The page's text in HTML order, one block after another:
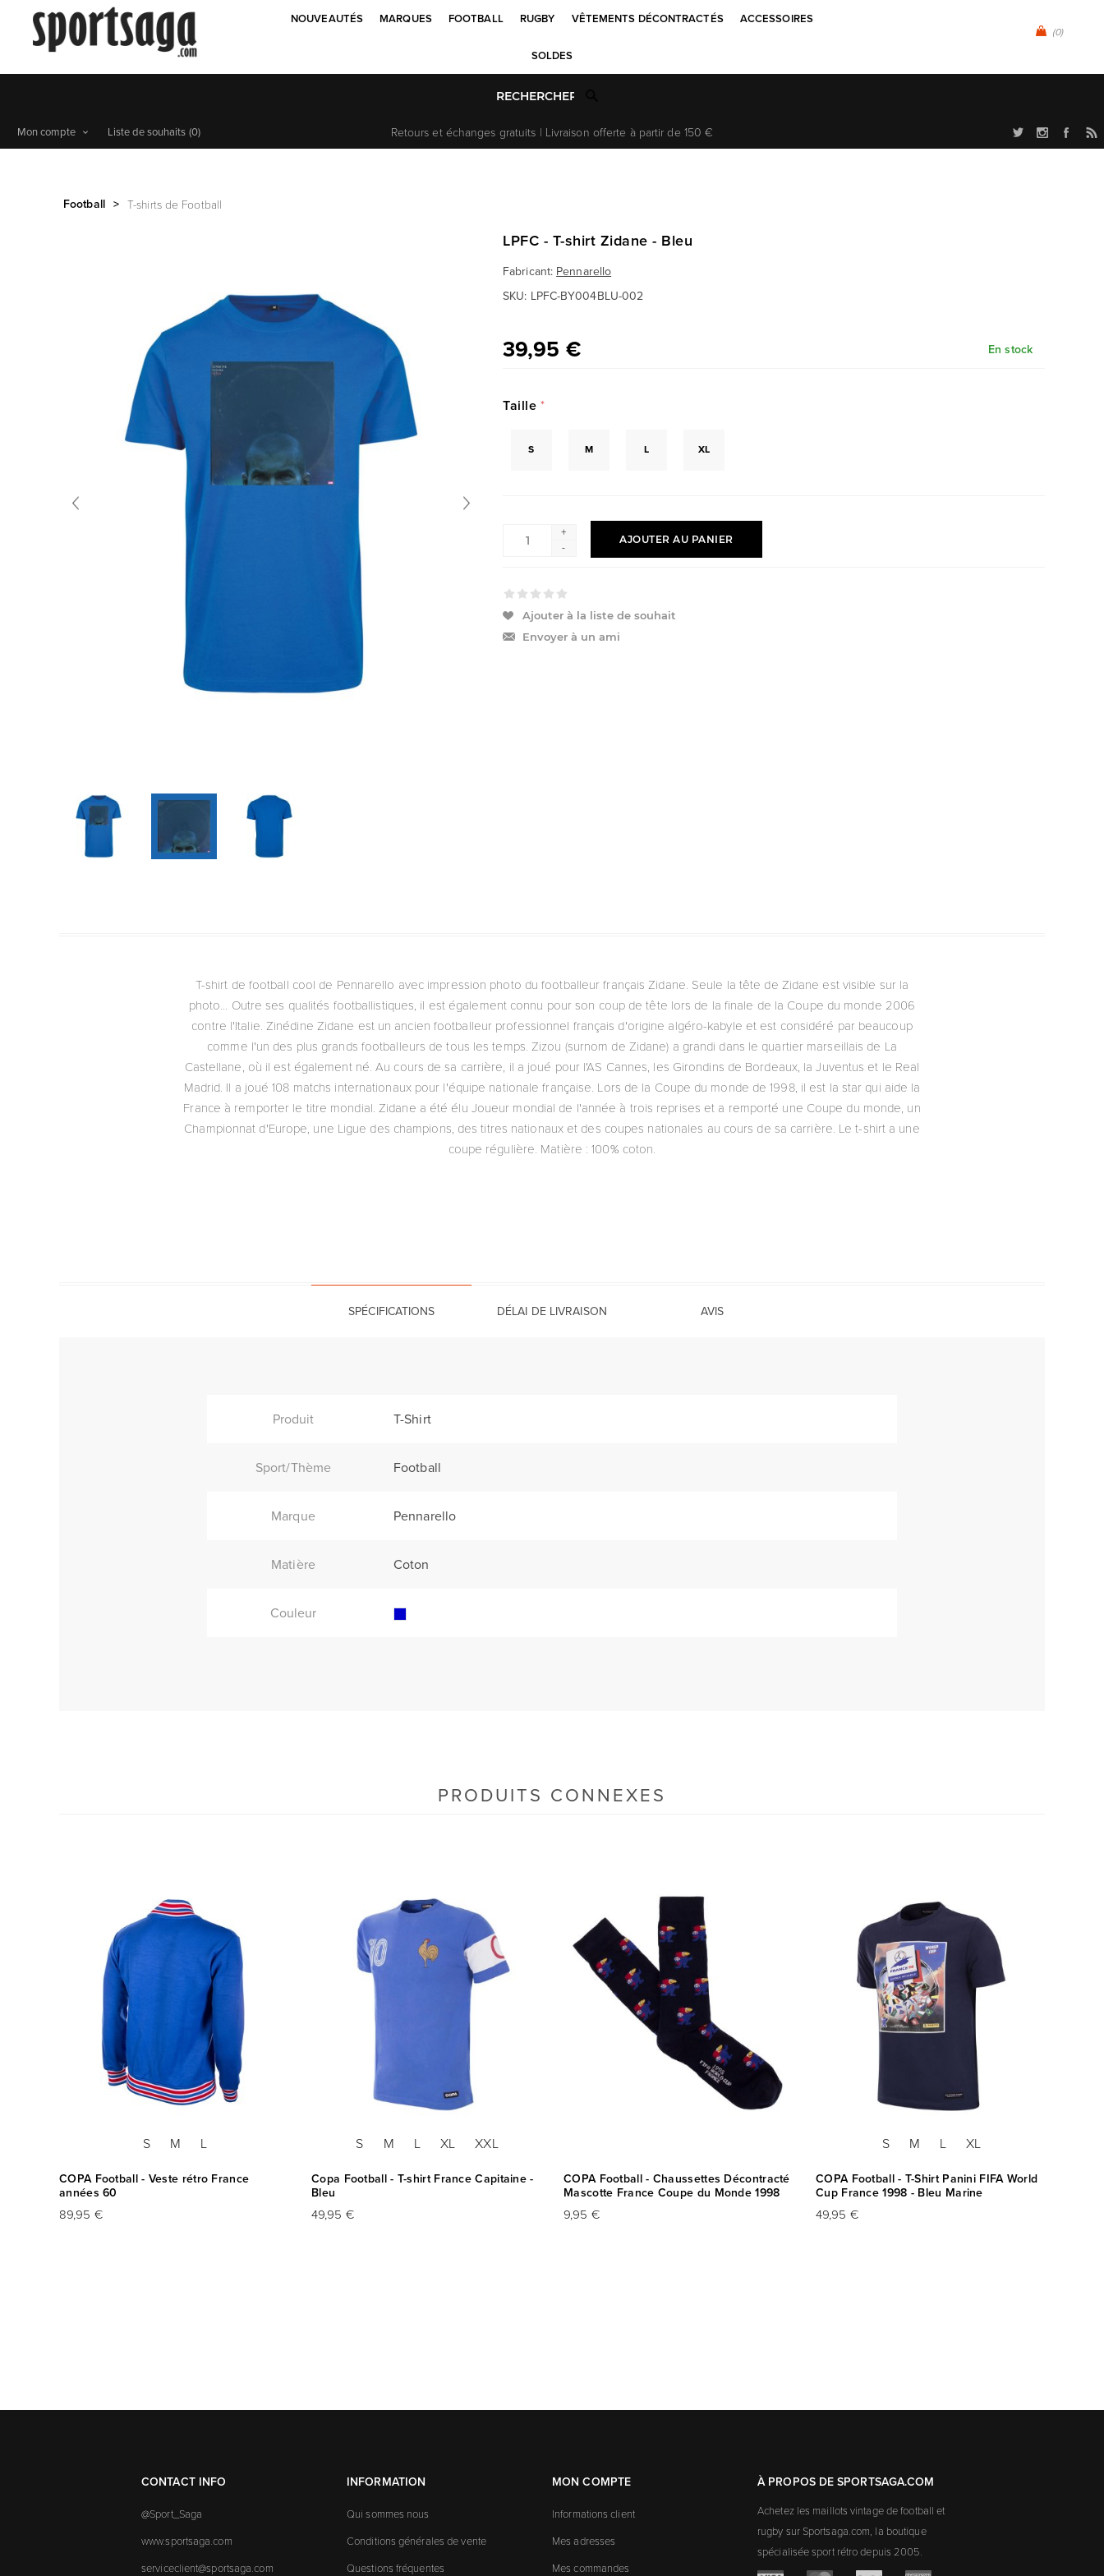
(0)
NOUVEAUTÉS MARQUES FOOTBALL RUGBY VÊTEMENTS DÉCONTRACTÉS ACCESSOIRES
SOLDES
Retours et échanges gratuits | Livraison offerte à partir de 150 €
Mon compte Liste de souhaits (0)
Football > T-shirts de Football
LPFC - T-shirt Zidane - Bleu
Fabricant: Pennarello
SKU: LPFC-BY004BLU-002
39,95 € En stock
Taille *
S M L XL
+
-
AJOUTER AU PANIER
Ajouter à la liste de souhait
Envoyer à un ami
T-shirt de football cool de Pennarello avec impression photo du footballeur français Zidane. Seule la tête de Zidane est visible sur la
photo... Outre ses qualités footballistiques, il est également connu pour son coup de tête lors de la finale de la Coupe du monde 2006
contre l'Italie. Zinédine Zidane est un ancien footballeur professionnel français d'origine algéro-kabyle et est considéré par beaucoup
comme l'un des plus grands footballeurs de tous les temps. Zizou (surnom de Zidane) a grandi dans le quartier marseillais de La
Castellane, où il est également né. Au cours de sa carrière, il a joué pour l'AS Cannes, les Girondins de Bordeaux, la Juventus et le Real
Madrid. Il a joué 108 matchs internationaux pour l'équipe nationale française. Lors de la Coupe du monde de 1998, il est la star qui aide la
France à remporter le titre mondial. Zidane a été élu Joueur mondial de l'année à trois reprises et a remporté une Coupe du monde, un
Championnat d'Europe, une Ligue des champions, des titres nationaux et des coupes nationales au cours de sa carrière. Le t-shirt a une
coupe régulière. Matière : 100% coton.
SPÉCIFICATIONS DÉLAI DE LIVRAISON AVIS
Produit T-Shirt
Sport/Thème Football
Marque Pennarello
Matière Coton
Couleur
PRODUITS CONNEXES
S M L
COPA Football - Veste rétro France
années 60
89,95 €
S M L XL XXL
Copa Football - T-shirt France Capitaine -
Bleu
49,95 €
COPA Football - Chaussettes Décontracté
Mascotte France Coupe du Monde 1998
9,95 €
S M L XL
COPA Football - T-Shirt Panini FIFA World
Cup France 1998 - Bleu Marine
49,95 €
CONTACT INFO
@Sport_Saga
www.sportsaga.com
serviceclient@sportsaga.com
INFORMATION
Qui sommes nous
Conditions générales de vente
Questions fréquentes
MON COMPTE
Informations client
Mes adresses
Mes commandes
À PROPOS DE SPORTSAGA.COM
Achetez les maillots vintage de football et
rugby sur Sportsaga.com, la boutique
spécialisée sport rétro depuis 2005.